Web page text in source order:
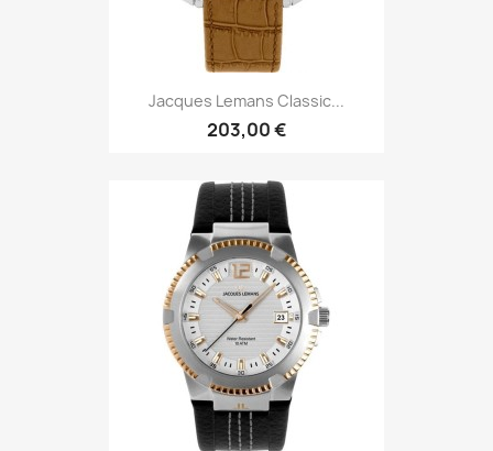
Jacques Lemans Classic...
203,00 €